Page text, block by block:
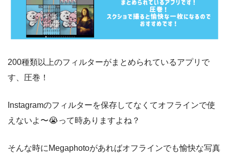
200種類以上のフィルターがまとめられているアプリで
す、圧巻！
Instagramのフィルターを保存してなくてオフラインで使
えないよ〜😭って時ありますよね？
そんな時にMegaphotoがあればオフラインでも愉快な写真